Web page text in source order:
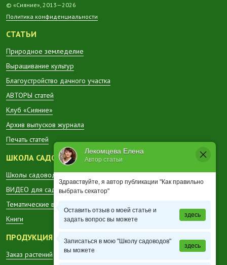
Лекомцева Елена
Автор статьи
Здравствуйте, я автор публикации "Как правильно
выбрать секатор"
Оставить отзыв о моей статье и
задать вопрос вы можете
здесь
Записаться в мою "Школу садоводов"
вы можете
здесь
© «Сияние», 2013—2026
Политика конфиденциальности
СТАТЬИ
Природное земледелие
Выращивание культур
Благоустройство дачного участка
АВТОРЫ статей
Клуб «Сияние»
Архив выпусков журнала
Печать статей
ШКОЛА САДОВОДА
Школы садоводов в регионах
ВИДЕО для садоводов
Тематические вестники
Книги
ПРОДУКЦИЯ
Заказ растений